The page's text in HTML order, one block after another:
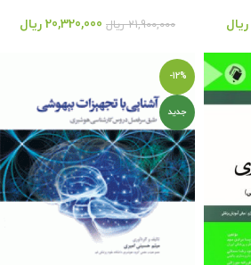
ریال 21,900,000 ریال 20,320,000 ریال
-12%
جدید